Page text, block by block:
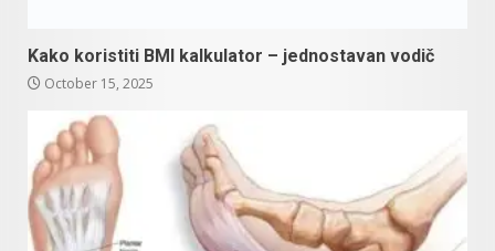
Kako koristiti BMI kalkulator – jednostavan vodič
October 15, 2025